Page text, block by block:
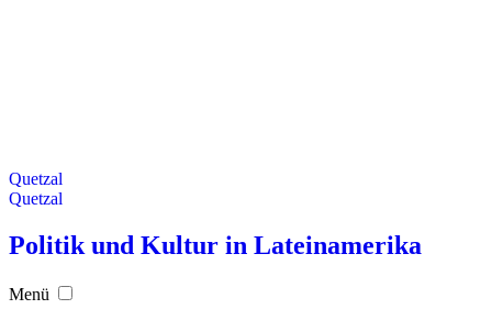
Quetzal
Quetzal
Politik und Kultur in Lateinamerika
Menü